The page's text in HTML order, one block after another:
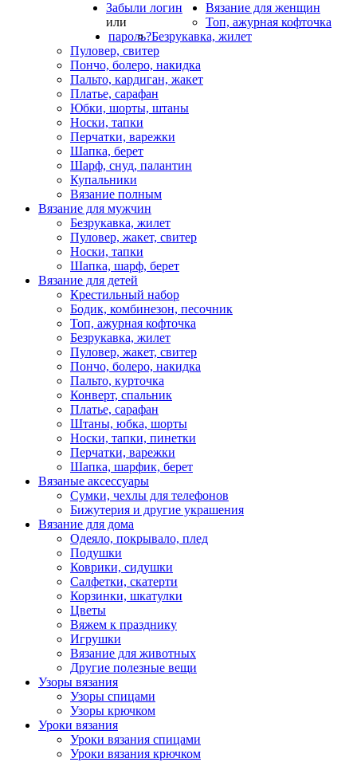
Забыли логин
или
пароль?
Вязание для женщин
Топ, ажурная кофточка
Безрукавка, жилет
Пуловер, свитер
Пончо, болеро, накидка
Пальто, кардиган, жакет
Платье, сарафан
Юбки, шорты, штаны
Носки, тапки
Перчатки, варежки
Шапка, берет
Шарф, снуд, палантин
Купальники
Вязание полным
Вязание для мужчин
Безрукавка, жилет
Пуловер, жакет, свитер
Носки, тапки
Шапка, шарф, берет
Вязание для детей
Крестильный набор
Бодик, комбинезон, песочник
Топ, ажурная кофточка
Безрукавка, жилет
Пуловер, жакет, свитер
Пончо, болеро, накидка
Пальто, курточка
Конверт, спальник
Платье, сарафан
Штаны, юбка, шорты
Носки, тапки, пинетки
Перчатки, варежки
Шапка, шарфик, берет
Вязаные аксессуары
Сумки, чехлы для телефонов
Бижутерия и другие украшения
Вязание для дома
Одеяло, покрывало, плед
Подушки
Коврики, сидушки
Салфетки, скатерти
Корзинки, шкатулки
Цветы
Вяжем к празднику
Игрушки
Вязание для животных
Другие полезные вещи
Узоры вязания
Узоры спицами
Узоры крючком
Уроки вязания
Уроки вязания спицами
Уроки вязания крючком